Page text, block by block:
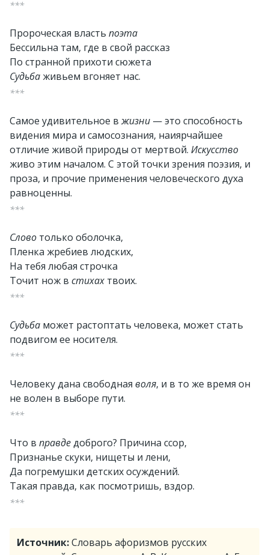
***
Пророческая власть поэта
Бессильна там, где в свой рассказ
По странной прихоти сюжета
Судьбаживьем вгоняет нас.
***
Самое удивительное вжизни — это способность
видения мира и самосознания, наиярчайшее
отличие живой природы от мертвой. Искусство
живо этим началом. С этой точки зрения поэзия, и
проза, и прочие применения человеческого духа
равноценны.
***
Слово только оболочка,
Пленка жребиев людских,
На тебя любая строчка
Точит нож в стихах твоих.
***
Судьба может растоптать человека, может стать
подвигом ее носителя.
***
Человеку дана свободная воля, и в то же время он
не волен в выборе пути.
***
Что в правдедоброго? Причина ссор,
Признанье скуки, нищеты и лени,
Да погремушки детских осуждений.
Такая правда, как посмотришь, вздор.
***
Источник:Словарь афоризмов русских